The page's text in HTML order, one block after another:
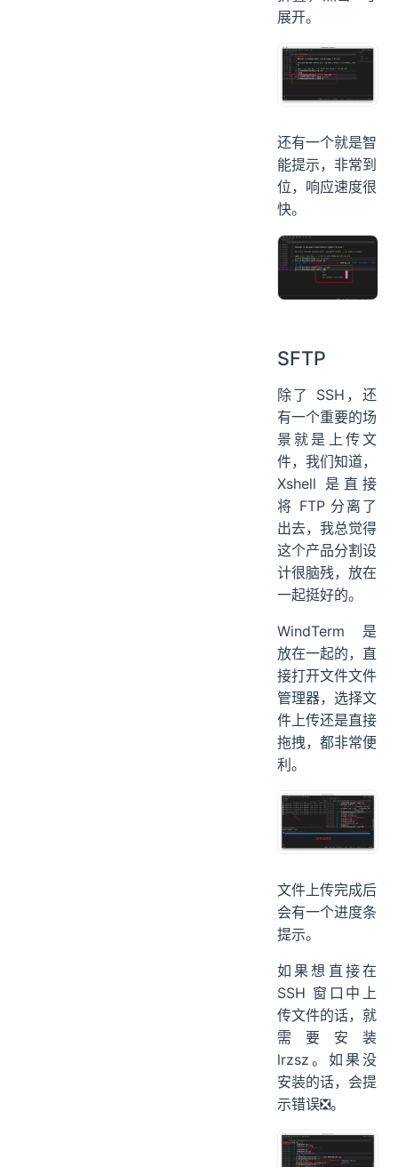
展开。
还有一个就是智
能提示，非常到
位，响应速度很
快。
SFTP
除了 SSH，还
有一个重要的场
景就是上传文
件，我们知道，
Xshell 是直接
将 FTP 分离了
出去，我总觉得
这个产品分割设
计很脑残，放在
一起挺好的。
WindTerm 是
放在一起的，直
接打开文件文件
管理器，选择文
件上传还是直接
拖拽，都非常便
利。
文件上传完成后
会有一个进度条
提示。
如果想直接在
SSH 窗口中上
传文件的话，就
需要安装
lrzsz。如果没
安装的话，会提
示错误❎。